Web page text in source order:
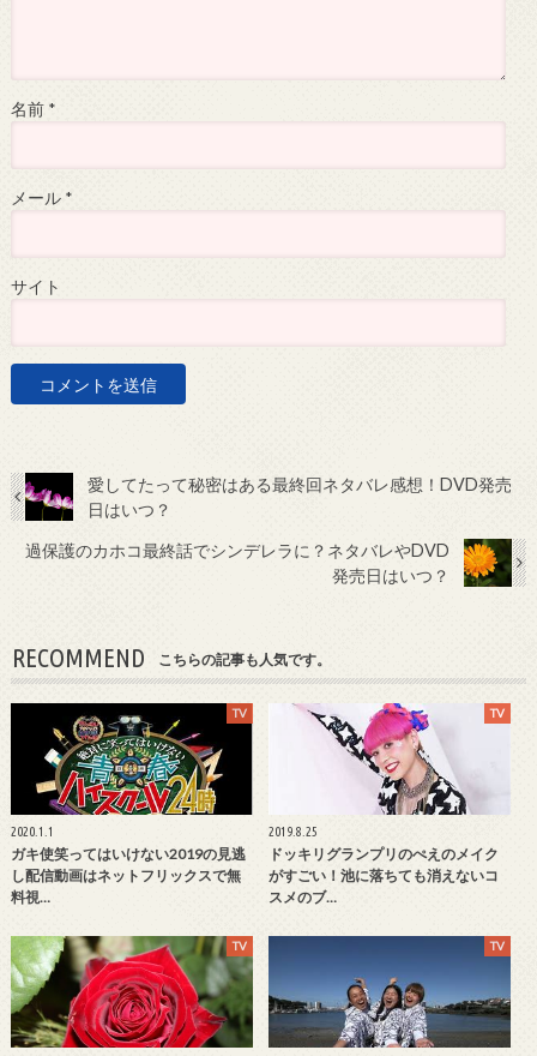
名前 *
メール *
サイト
愛してたって秘密はある最終回ネタバレ感想！DVD発売
日はいつ？
過保護のカホコ最終話でシンデレラに？ネタバレやDVD
発売日はいつ？
RECOMMEND こちらの記事も人気です。
TV
2020.1.1
ガキ使笑ってはいけない2019の見逃
し配信動画はネットフリックスで無
料視…
TV
2019.8.25
ドッキリグランプリのぺえのメイク
がすごい！池に落ちても消えないコ
スメのブ…
TV TV